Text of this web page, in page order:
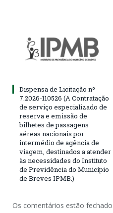
Dispensa de Licitação nº
7.2026-110526 (A Contratação
de serviço especializado de
reserva e emissão de
bilhetes de passagens
aéreas nacionais por
intermédio de agência de
viagem, destinados a atender
às necessidades do Instituto
de Previdência do Município
de Breves IPMB.)
Os comentários estão